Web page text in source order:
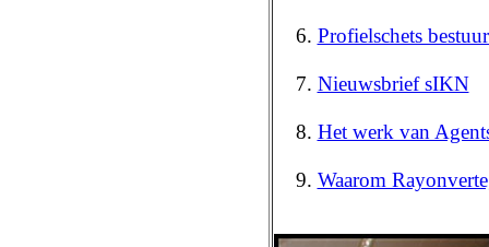
Profielschets
Nieuwsbrief sIKN
Het werk van
Waarom